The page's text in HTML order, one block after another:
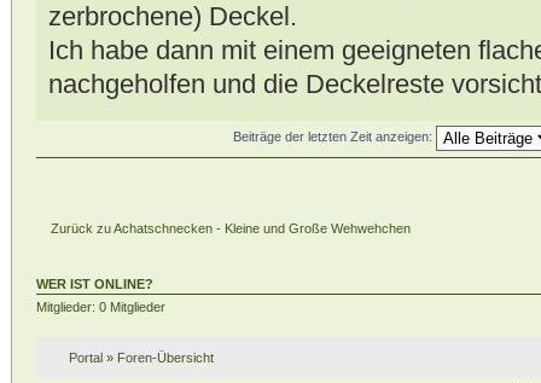
zerbrochene) Deckel.
Ich habe dann mit einem geeigneten
nachgeholfen und die Deckelreste
Beiträge der letzten Zeit anzeigen:
Zurück zu Achatschnecken - Kleine und Große Wehwehchen
WER IST ONLINE?
Mitglieder: 0 Mitglieder
Portal» Foren-Übersicht